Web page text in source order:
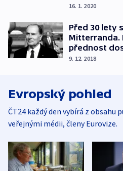
16. 1. 2020
Před 30 lety
Mitterranda.
přednost
9. 12. 2018
Evropský pohled
ČT24 každý den vybírá z obsahu
veřejnými médii, členy Eurovize.